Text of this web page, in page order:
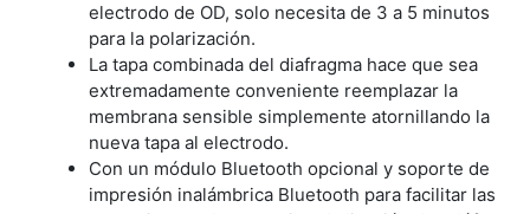
electrodo de OD, solo necesita de 3 a 5 minutos
para la polarización.
La tapa combinada del diafragma hace que sea
extremadamente conveniente reemplazar la
membrana sensible simplemente atornillando la
nueva tapa al electrodo.
Con un módulo Bluetooth opcional y soporte de
impresión inalámbrica Bluetooth para facilitar las